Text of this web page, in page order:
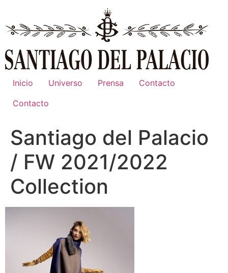
contenido
Inicio Universo Prensa
Contacto
Contacto
Santiago del Palacio
/ FW 2021/2022
Collection